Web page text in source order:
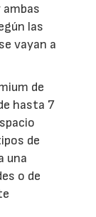
las
vayan a
de
hasta 7
de
una
o de